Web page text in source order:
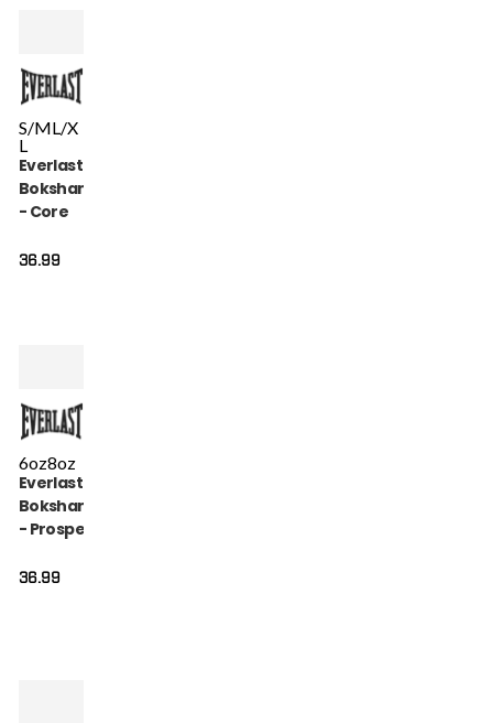
S/ML/X
L
Everlast
Bokshandschoen
- Core
- Zwart
36.99
6oz8oz
Everlast
Bokshandschoen
- Prospect 2 -
36.99